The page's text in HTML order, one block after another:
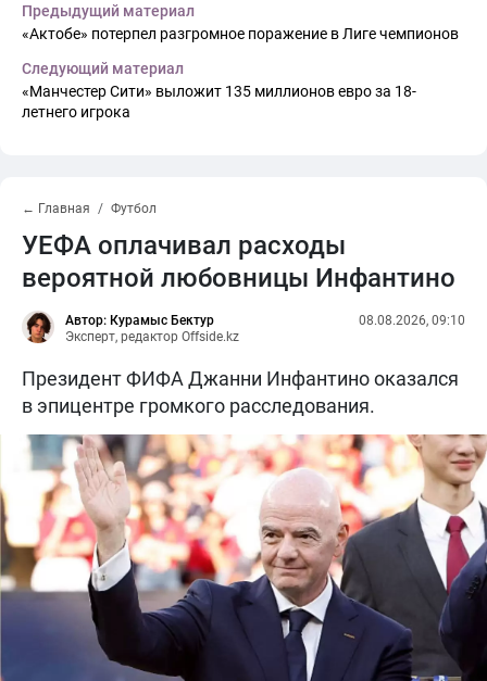
Предыдущий материал
«Актобе» потерпел разгромное поражение в Лиге чемпионов
Следующий материал
«Манчестер Сити» выложит 135 миллионов евро за 18-
летнего игрока
← Главная Футбол
УЕФА оплачивал расходы
вероятной любовницы Инфантино
Автор: Курамыс Бектур
Эксперт, редактор Offside.kz
08.08.2026, 09:10
Президент ФИФА Джанни Инфантино оказался
в эпицентре громкого расследования.